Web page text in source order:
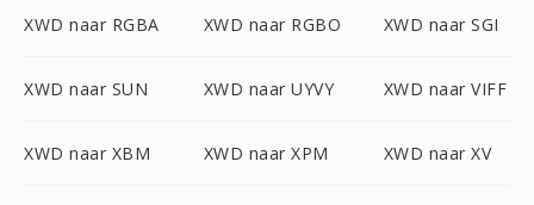
XWD naar RGBA XWD naar RGBO XWD naar SGI
XWD naar SUN XWD naar UYVY XWD naar VIFF
XWD naar XBM XWD naar XPM XWD naar XV